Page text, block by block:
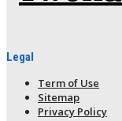
Legal
Term of Use
Sitemap
Privacy Policy